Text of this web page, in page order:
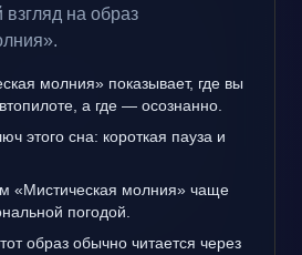
взгляд на образ
молния» показывает, где вы
а где — осознанно.
этого сна: короткая пауза и
«Мистическая молния» чаще
погодой.
образ обычно читается через